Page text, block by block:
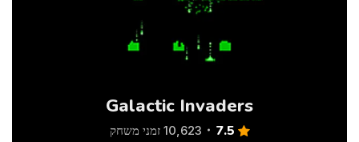
Galactic Invaders
7.5 10,623 זמני משחק